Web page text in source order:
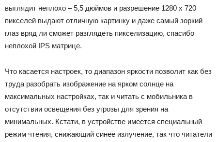
выглядит неплохо – 5,5 дюймов и разрешение 1280 х 720
пикселей выдают отличную картинку и даже самый зоркий
глаз вряд ли сможет разглядеть пикселизацию, спасибо
неплохой IPS матрице.
Что касается настроек, то диапазон яркости позволит как без
труда разобрать изображение на ярком солнце на
максимальных настройках, так и читать с мобильника в
отсутствии освещения без угрозы для зрения на
минимальных. Кстати, в устройстве имеется специальный
режим чтения, снижающий синее излучение, так что читатели